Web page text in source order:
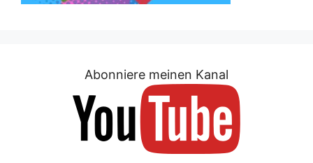
Abonniere meinen Kanal